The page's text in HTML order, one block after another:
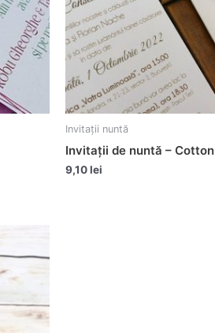
Invitații nuntă
Invitații de nuntă – Cotton
9,10lei